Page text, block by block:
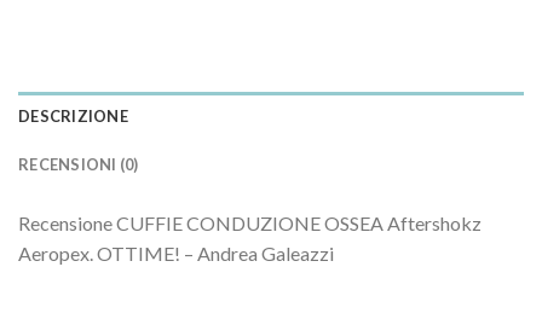
DESCRIZIONE
RECENSIONI (0)
Recensione CUFFIE CONDUZIONE OSSEA Aftershokz
Aeropex. OTTIME! – Andrea Galeazzi